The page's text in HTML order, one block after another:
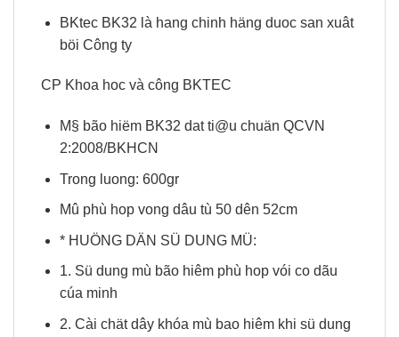
BKtec BK32 là hang chinh häng duoc san xuât
böi Công ty
CP Khoa hoc và công BKTEC
M§ bão hiëm BK32 dat ti@u chuän QCVN
2:2008/BKHCN
Trong luong: 600gr
Mû phù hop vong dâu tù 50 dên 52cm
* HUÖNG DÄN SÜ DUNG MÜ:
1. Sü dung mù bão hiêm phù hop vói co dãu
cúa minh
2. Cài chät dây khóa mù bao hiêm khi sü dung